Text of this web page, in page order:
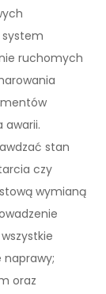
system
ruchomych
awarii.
stan
czy
wymianą
naprawy;
oraz